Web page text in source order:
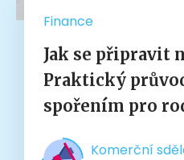
Finance
Jak se připravit
Praktický
spořením pro
Komerční